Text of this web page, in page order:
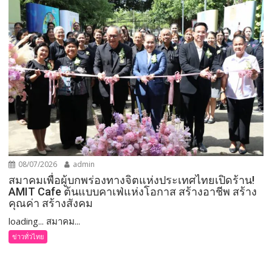
08/07/2026 admin
สมาคมเพื่อผู้บกพร่องทางจิตแห่งประเทศไทยเปิดร้าน!
AMIT Cafe ต้นแบบคาเฟ่แห่งโอกาส สร้างอาชีพ สร้าง
คุณค่า สร้างสังคม
loading... สมาคม...
ข่าวทั่วไทย